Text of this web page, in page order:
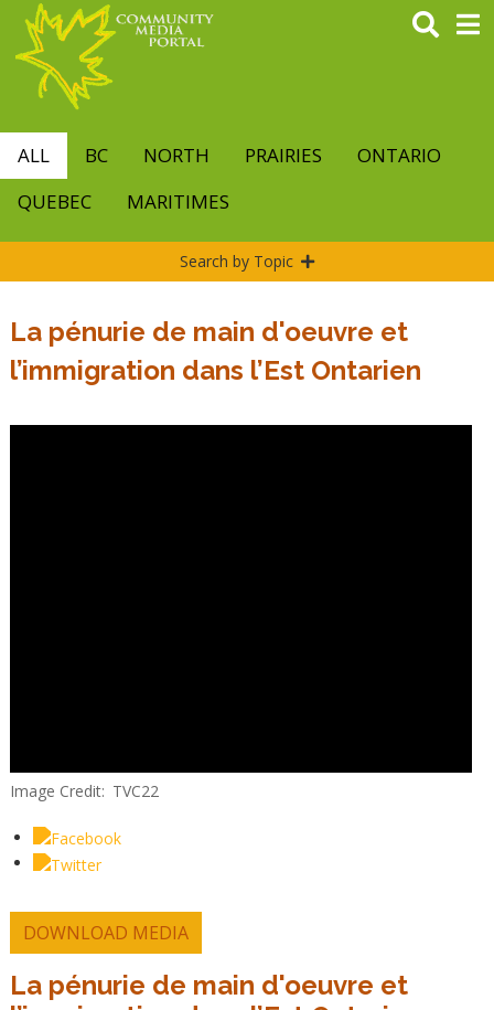
main
content
ALL BC NORTH PRAIRIES
ONTARIO
QUEBEC
MARITIMES
Search by Topic
La pénurie de main d'oeuvre et
l’immigration dans l’Est Ontarien
Image Credit TVC22
DOWNLOAD MEDIA
La pénurie de main d'oeuvre et